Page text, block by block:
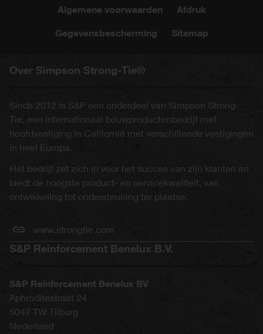
Algemene voorwaarden Afdruk
Gegevensbescherming Sitemap
Over Simpson Strong-Tie®
Sinds 2012 is S&P een onderdeel van Simpson Strong-
Tie, een internationaal bouwproductenbedrijf met
hoofdvestiging in Californië met verschillende vestigingen
in heel Europa.
Het bedrijf zet zich in voor het succes van zijn klanten en
biedt de hoogste product- en servicekwaliteit, van
ontwikkeling tot ondersteuning ter plaatse.
www.strongtie.com
S&P Reinforcement Benelux B.V.
S&P Reinforcement Benelux BV
Aphroditestraat 24
5047 TW Tilburg
Nederland